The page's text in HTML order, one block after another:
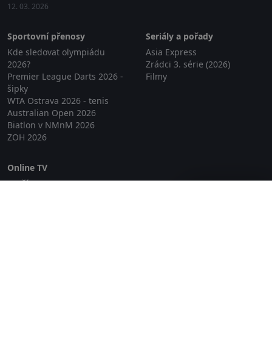
12. 03. 2026
Sportovní přenosy
Kde sledovat olympiádu
2026?
Premier League Darts 2026 -
šipky
WTA Ostrava 2026 - tenis
Australian Open 2026
Biatlon v NMnM 2026
ZOH 2026
Seriály a pořady
Asia Express
Zrádci 3. série (2026)
Filmy
Online TV
Lepší.TV